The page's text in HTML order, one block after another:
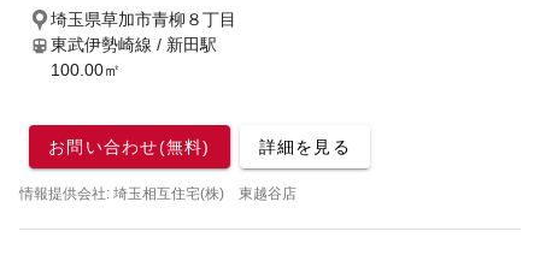
埼玉県草加市青柳８丁目
東武伊勢崎線 / 新田駅
100.00㎡
お問い合わせ(無料) 詳細を見る
情報提供会社: 埼玉相互住宅(株) 東越谷店